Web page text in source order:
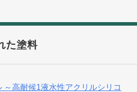
た塗料
～高耐候1液水性アクリルシリコ